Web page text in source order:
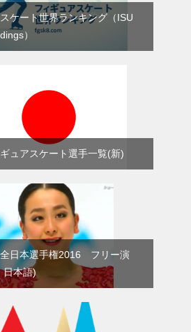
ケート世界ランキング（ISU
）
ュアスケート選手一覧(新)
日本選手権2016 フリー演
本語)